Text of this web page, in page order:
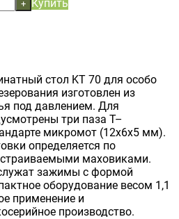
+
Купить
стол KT 70 для особо
изготовлен из
под давлением. Для
три паза Т–
микромот (12x6x5 мм).
определяется по
маховиками.
зажимы с формой
оборудование весом 1,1
применение и
производство.